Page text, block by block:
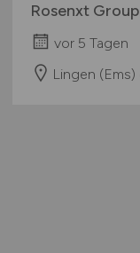
Rosenxt Group
vor 5 Tagen
Lingen